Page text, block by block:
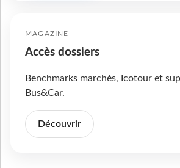
MAGAZINE
Accès dossiers
Benchmarks marchés, Icotour et
Bus&Car.
Découvrir